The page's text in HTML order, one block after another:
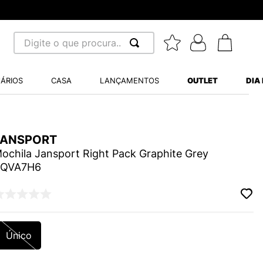
Digite o que procura...
CASA LANÇAMENTOS OUTLET DIA
Jansport Right Pack Graphite Grey
Único
BALANCE 530
BABY
VANS ULTRARANGE